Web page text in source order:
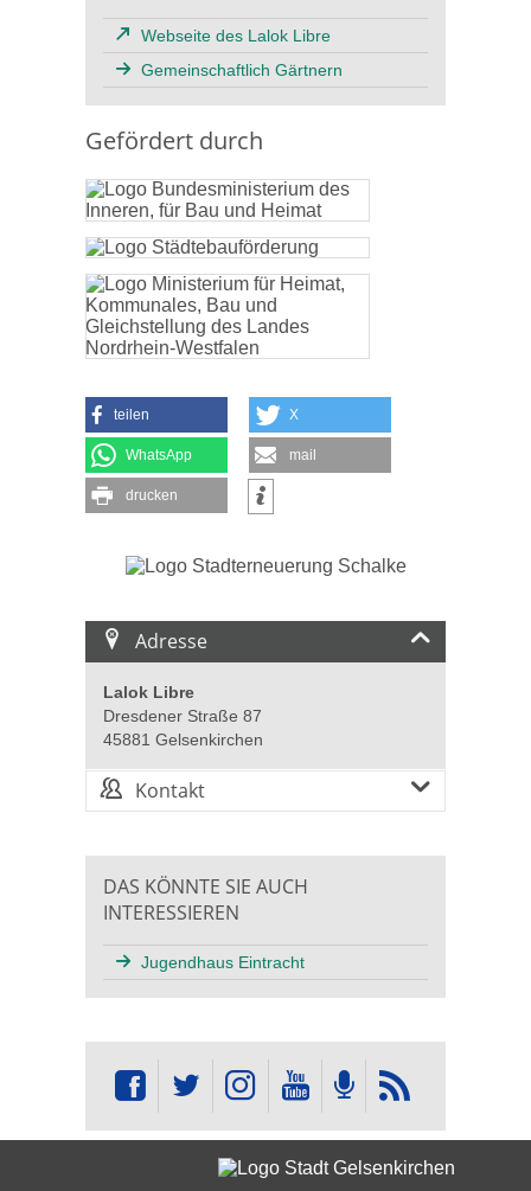
Webseite des Lalok Libre
Gemeinschaftlich Gärtnern
Gefördert durch
teilen X
WhatsApp mail
drucken
Adresse
Lalok Libre
Dresdener Straße 87
45881 Gelsenkirchen
Kontakt
DAS KÖNNTE SIE AUCH
INTERESSIEREN
Jugendhaus Eintracht